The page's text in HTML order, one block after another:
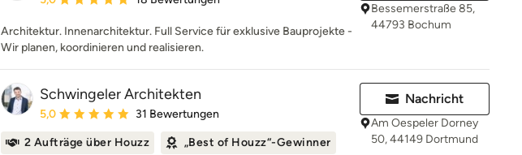
Architektur. Innenarchitektur. Full Service für exklusive Bauprojekte -
Wir planen, koordinieren und realisieren.
Bessemerstraße 85,
44793 Bochum
Schwingeler Architekten
Durchschnittliche Bewertung: 5 von 5 Sternen
5,0 31 Bewertungen
2 Aufträge über Houzz „Best of Houzz“-Gewinner
Nachricht
Am Oespeler Dorney
50, 44149 Dortmund